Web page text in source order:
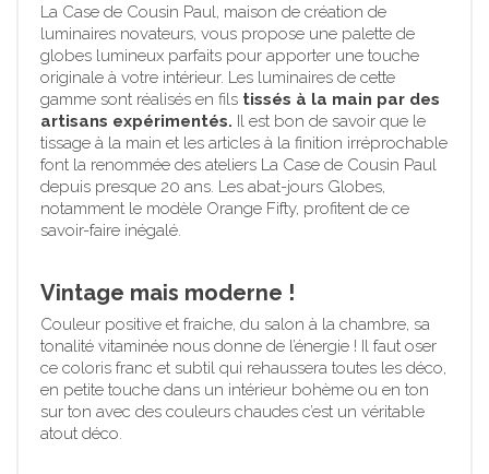
La Case de Cousin Paul, maison de création de
luminaires novateurs, vous propose une palette de
globes lumineux parfaits pour apporter une touche
originale à votre intérieur. Les luminaires de cette
gamme sont réalisés en fils tissés à la main par des
artisans expérimentés. Il est bon de savoir que le
tissage à la main et les articles à la finition irréprochable
font la renommée des ateliers La Case de Cousin Paul
depuis presque 20 ans. Les abat-jours Globes,
notamment le modèle Orange Fifty, profitent de ce
savoir-faire inégalé.
Vintage mais moderne !
Couleur positive et fraiche, du salon à la chambre, sa
tonalité vitaminée nous donne de l’énergie ! Il faut oser
ce coloris franc et subtil qui rehaussera toutes les déco,
en petite touche dans un intérieur bohème ou en ton
sur ton avec des couleurs chaudes c’est un véritable
atout déco.